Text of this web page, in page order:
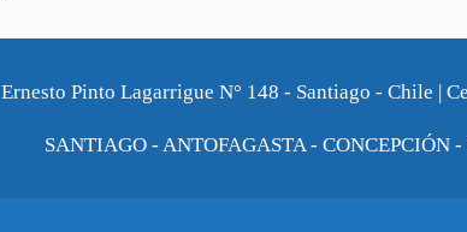
Ernesto Pinto Lagarrigue N° 148 - Santiago - Chile |
SANTIAGO - ANTOFAGASTA - CONCEPCIÓN